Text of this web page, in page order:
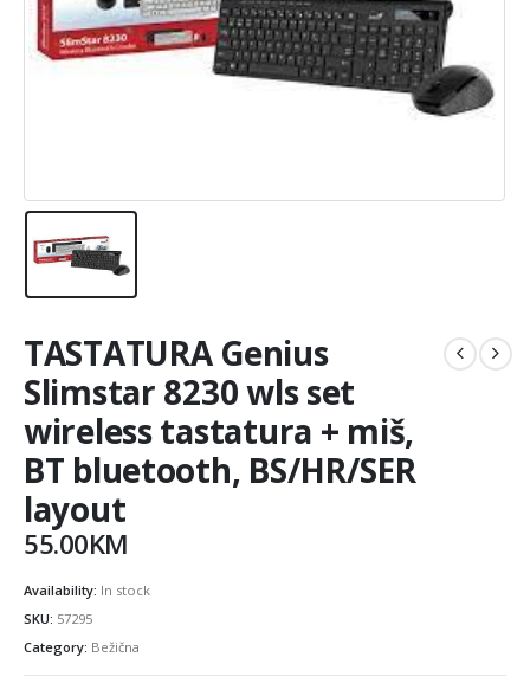
TASTATURA Genius
Slimstar 8230 wls set
wireless tastatura + miš,
BT bluetooth, BS/HR/SER
layout
55.00KM
Availability: In stock
SKU: 57295
Category: Bežična